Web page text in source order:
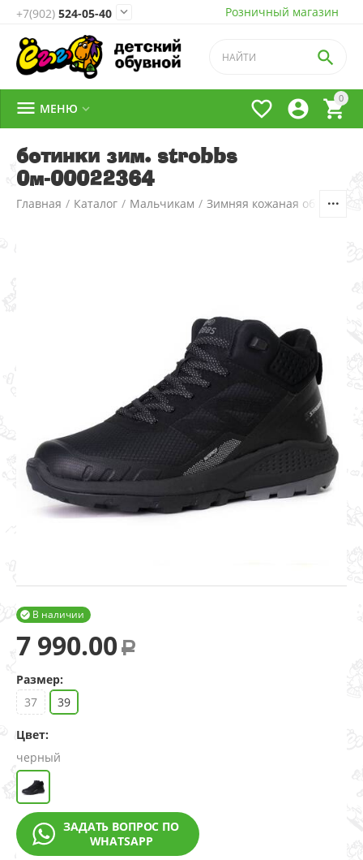
Розничный магазин
+7(902) 524-05-40 
0




 МЕНЮ 
ботинки зим. strobbs
0м-00022364
Главная / Каталог / Мальчикам / Зимняя кожаная обувь /
В наличии

7 990.00 Р
Размер:
37
39
Цвет:
черный
ЗАДАТЬ ВОПРОС ПО
WHATSAPP